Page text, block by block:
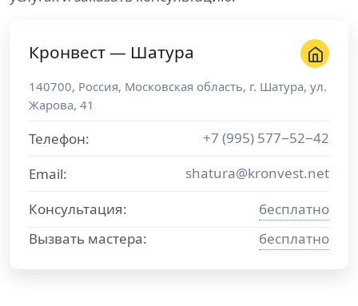
Кронвест — Шатура
140700, Россия, Московская область, г. Шатура, ул.
Жарова, 41
Телефон:
+7 (995) 577−52−42
Email:
shatura@kronvest.net
Консультация:
бесплатно
Вызвать мастера:
бесплатно